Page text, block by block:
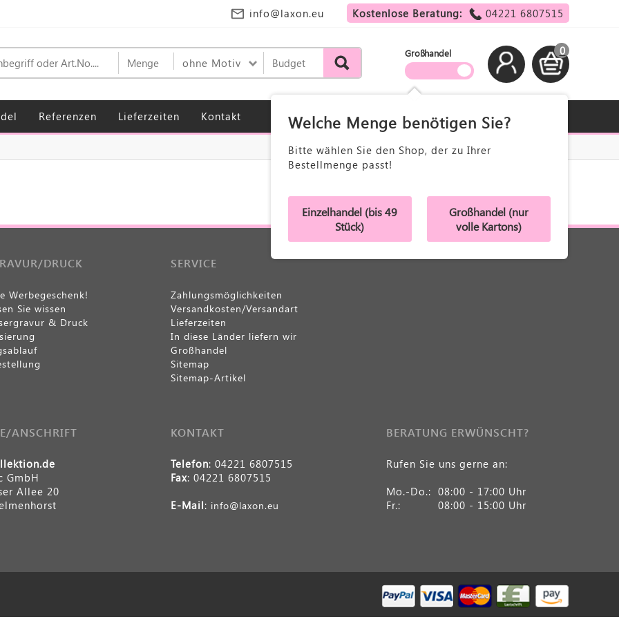
info@laxon.eu Kostenlose Beratung: 04221 6807515
ohne Motiv
Großhandel
Welche Menge benötigen Sie?
Bitte wählen Sie den Shop, der zu Ihrer
Bestellmenge passt!
Einzelhandel (bis 49
Stück)
Großhandel (nur
volle Kartons)
0
Referenzen Lieferzeiten Kontakt
DRUCK
Werbegeschenk!
Sie wissen
& Druck
SERVICE
Zahlungsmöglichkeiten
Versandkosten/Versandart
Lieferzeiten
In diese Länder liefern wir
Großhandel
Sitemap
Sitemap-Artikel
ANSCHRIFT
GmbH
Allee 20
KONTAKT
Telefon: 04221 6807515
Fax: 04221 6807515
E-Mail: info@laxon.eu
BERATUNG ERWÜNSCHT?
Rufen Sie uns gerne an:
Mo.-Do.: 08:00 - 17:00 Uhr
Fr.:
08:00 - 15:00 Uhr